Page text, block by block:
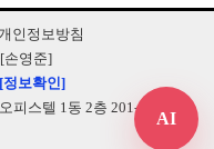
인정보방침
손영준]
[정보확인]
피스텔 1동 2층 201-B248
AI